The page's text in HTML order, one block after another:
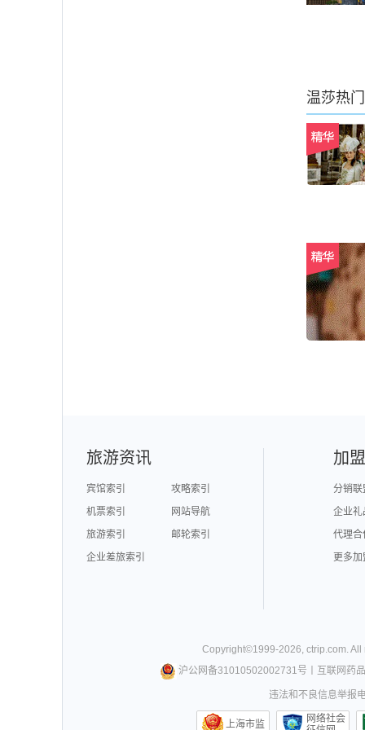
温莎热
旅游资讯
宾馆索引
攻略索引
机票索引
网站导航
旅游索引
邮轮索引
企业差旅索引
加
分销联
企业礼
代理合
更多
Copyright©1999-2026,ctrip.com.
沪公网备31010502002731号
互联网药
违法和不良信息举报
上海市监
网络社会